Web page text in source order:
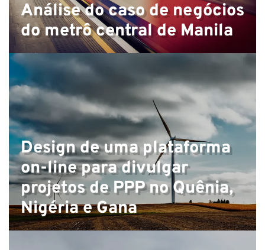
Análise do caso de negócios
do metrô central de Manila
Design de uma plataforma
on-line para divulgar
projetos de PPP no Quênia,
Nigéria e Gana